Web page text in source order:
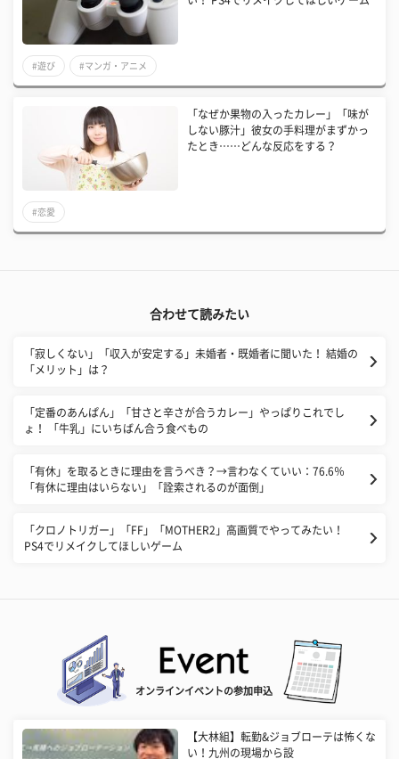
#遊び #マンガ・アニメ
「なぜか果物の入ったカレー」「味が
しない豚汁」彼女の手料理がまずかっ
たとき……どんな反応をする？
#恋愛
合わせて読みたい
「寂しくない」「収入が安定する」未婚者・既婚者に聞いた！ 結婚の
「メリット」は？
「定番のあんぱん」「甘さと辛さが合うカレー」やっぱりこれでし
ょ！ 「牛乳」にいちばん合う食べもの
「有休」を取るときに理由を言うべき？→言わなくていい：76.6％
「有休に理由はいらない」「詮索されるのが面倒」
「クロノトリガー」「FF」「MOTHER2」高画質でやってみたい！
PS4でリメイクしてほしいゲーム
オンラインイベントの参加申込
【大林組】転勤&ジョブローテは怖くな
い！九州の現場から設